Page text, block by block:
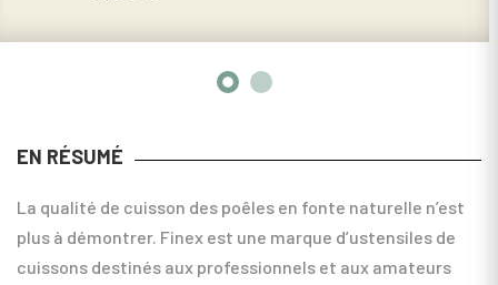
EN RÉSUMÉ
La qualité de cuisson des poêles en fonte naturelle n’est
plus à démontrer. Finex est une marque d’ustensiles de
cuissons destinés aux professionnels et aux amateurs